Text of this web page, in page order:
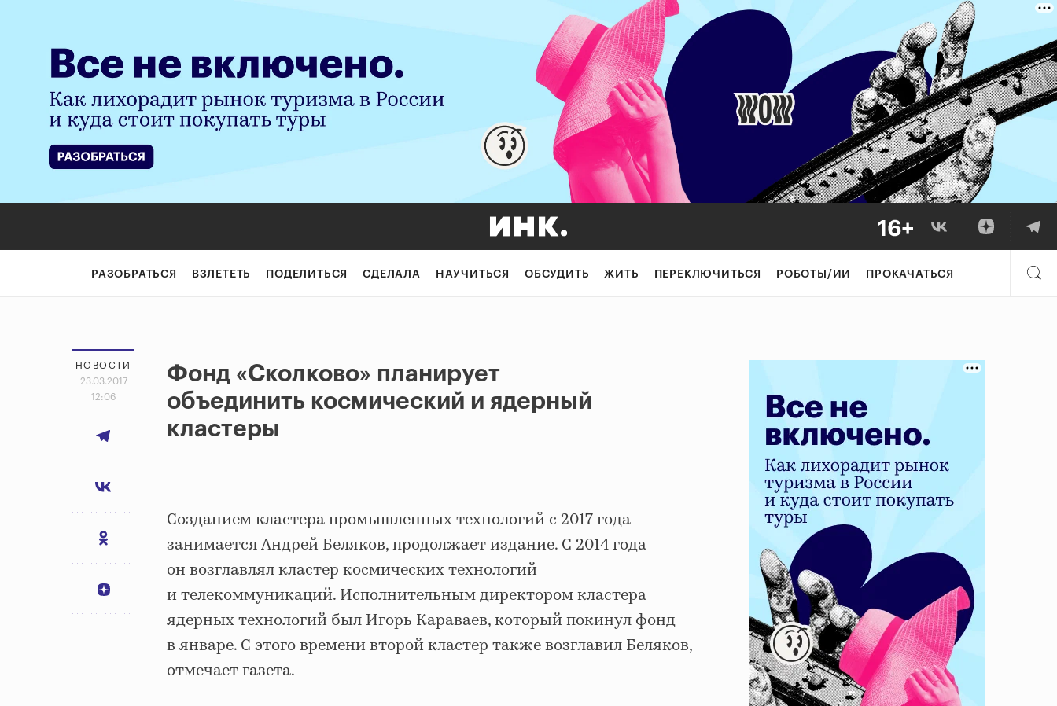
РАЗОБРАТЬСЯ ВЗЛЕТЕТЬ ПОДЕЛИТЬСЯ СДЕЛАЛА НАУЧИТЬСЯ ОБСУДИТЬ ЖИТЬ ПЕРЕКЛЮЧИТЬСЯ РОБОТЫ/ИИ ПРОКАЧАТЬСЯ
НОВОСТИ
23.03.2017
12:06
Фонд «Сколково» планирует
объединить космический и ядерный
кластеры
Созданием кластера промышленных технологий с 2017 года
занимается Андрей Беляков, продолжает издание. С 2014 года
он возглавлял кластер космических технологий
и телекоммуникаций. Исполнительным директором кластера
ядерных технологий был Игорь Караваев, который покинул фонд
в январе. С этого времени второй кластер также возглавил Беляков,
отмечает газета.